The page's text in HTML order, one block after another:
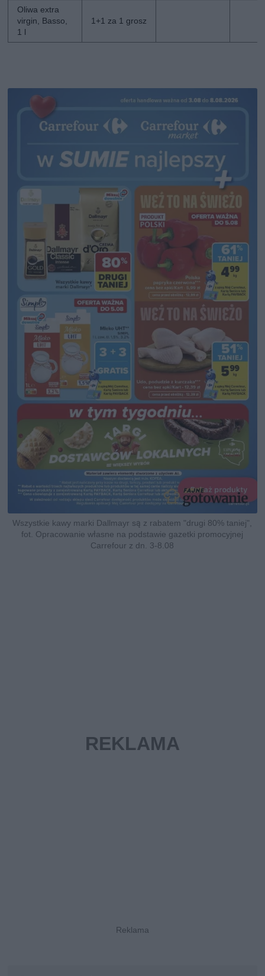
Oliwa extra
virgin, Basso,
1 l
1+1 za 1 grosz
Wszystkie kawy marki Dallmayr są z rabatem "drugi 80% taniej",
fot. Opracowanie własne na podstawie gazetki promocyjnej
Carrefour z dn. 3-8.08